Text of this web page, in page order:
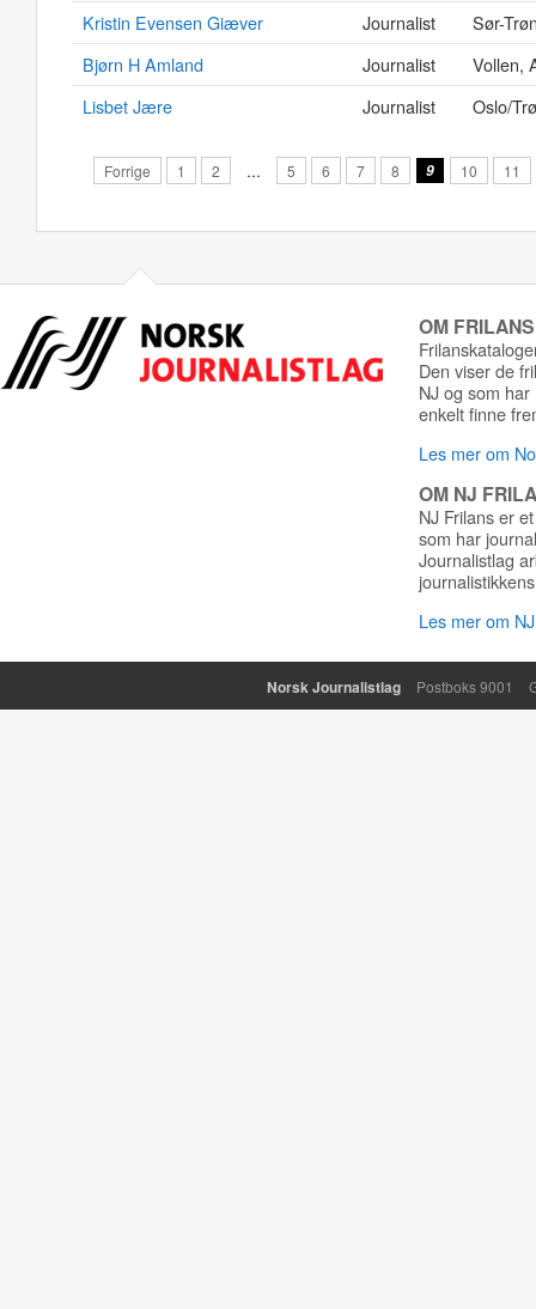
Kristin Evensen Giæver
Journalist
Sør-
Bjørn H Amland
Journalist
Vollen,
Lisbet Jære
Journalist Oslo/
Forrige 1 2 … 5 6 7 8 9 10 11
OM
Den viser de
NJ og som
enkelt finne
Les mer om
OM NJ
NJ Frilans er
som har
Journalistlag
Les mer om
Norsk Journalistlag Postboks 9001